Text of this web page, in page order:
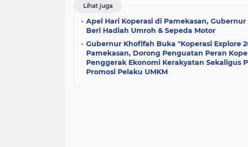
Lihat juga
Apel Hari Koperasi di Pamekasan,
Beri Hadiah Umroh & Sepeda Motor
Gubernur Khofifah Buka "Koperasi Explore
Pamekasan, Dorong Penguatan Peran
Penggerak Ekonomi Kerakyatan Sekaligus
Promosi Pelaku UMKM